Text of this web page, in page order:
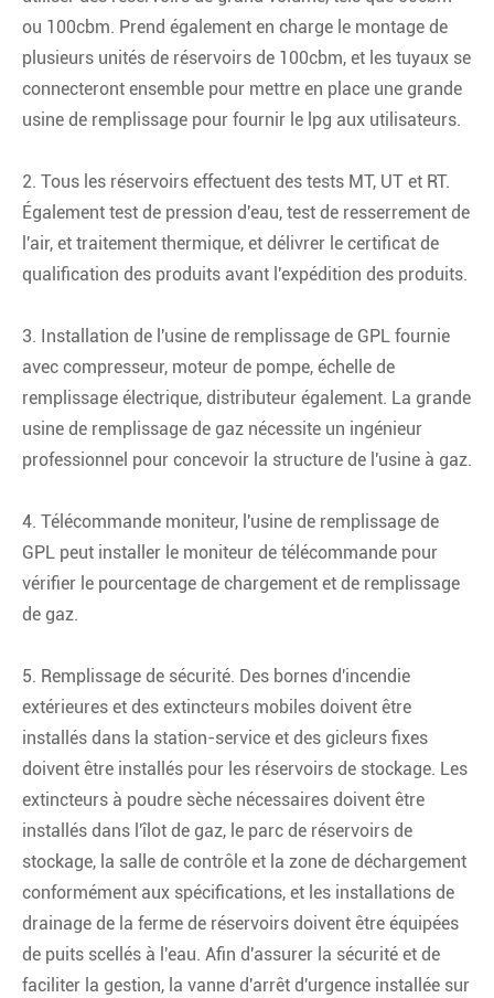
ou 100cbm. Prend également en charge le montage de
plusieurs unités de réservoirs de 100cbm, et les tuyaux se
connecteront ensemble pour mettre en place une grande
usine de remplissage pour fournir le lpg aux utilisateurs.
2. Tous les réservoirs effectuent des tests MT, UT et RT.
Également test de pression d'eau, test de resserrement de
l'air, et traitement thermique, et délivrer le certificat de
qualification des produits avant l'expédition des produits.
3. Installation de l'usine de remplissage de GPL fournie
avec compresseur, moteur de pompe, échelle de
remplissage électrique, distributeur également. La grande
usine de remplissage de gaz nécessite un ingénieur
professionnel pour concevoir la structure de l'usine à gaz.
4. Télécommande moniteur, l'usine de remplissage de
GPL peut installer le moniteur de télécommande pour
vérifier le pourcentage de chargement et de remplissage
de gaz.
5. Remplissage de sécurité. Des bornes d'incendie
extérieures et des extincteurs mobiles doivent être
installés dans la station-service et des gicleurs fixes
doivent être installés pour les réservoirs de stockage. Les
extincteurs à poudre sèche nécessaires doivent être
installés dans l'îlot de gaz, le parc de réservoirs de
stockage, la salle de contrôle et la zone de déchargement
conformément aux spécifications, et les installations de
drainage de la ferme de réservoirs doivent être équipées
de puits scellés à l'eau. Afin d'assurer la sécurité et de
faciliter la gestion, la vanne d'arrêt d'urgence installée sur